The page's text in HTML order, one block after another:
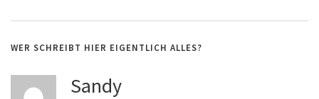
WER SCHREIBT HIER EIGENTLICH ALLES?
Sandy